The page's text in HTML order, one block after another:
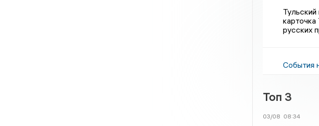
русских
События
Топ 3
03/08 08:34